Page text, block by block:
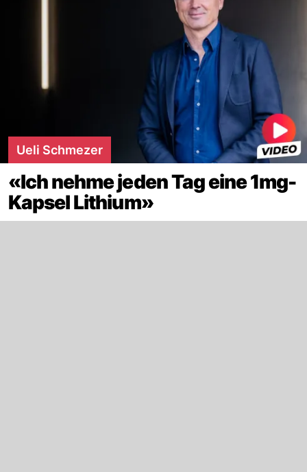
Ueli Schmezer
«Ich nehme jeden Tag eine 1mg-
Kapsel Lithium»